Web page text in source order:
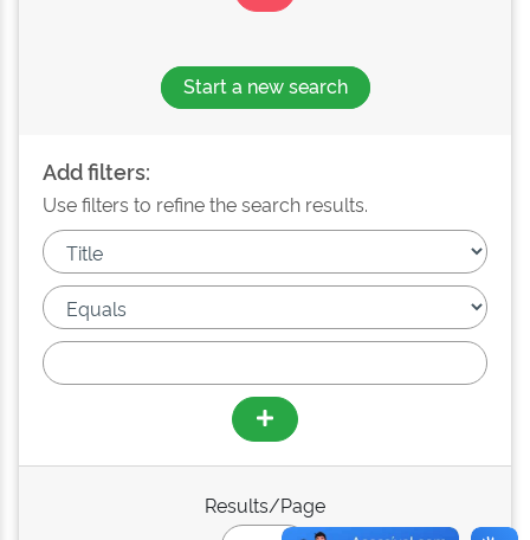
Start a new search
Add filters:
Use filters to refine the search results.
Results/Page